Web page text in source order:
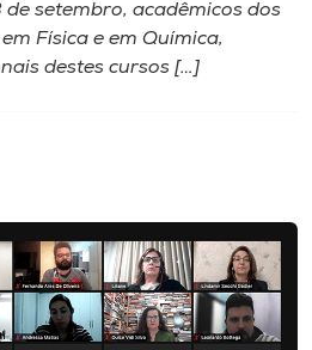
setembro, acadêmicos dos
Física e em Química,
destes cursos […]